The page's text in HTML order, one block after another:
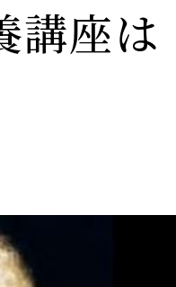
講座は